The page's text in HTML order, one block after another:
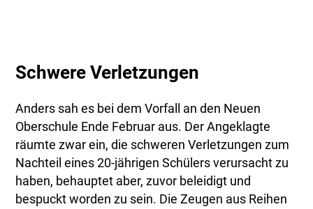
Schwere Verletzungen
Anders sah es bei dem Vorfall an den Neuen
Oberschule Ende Februar aus. Der Angeklagte
räumte zwar ein, die schweren Verletzungen zum
Nachteil eines 20-jährigen Schülers verursacht zu
haben, behauptet aber, zuvor beleidigt und
bespuckt worden zu sein. Die Zeugen aus Reihen